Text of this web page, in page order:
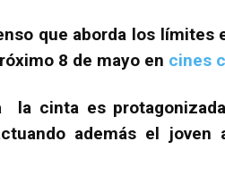
que aborda los límites
8 de mayo en cines
la cinta es
además el joven